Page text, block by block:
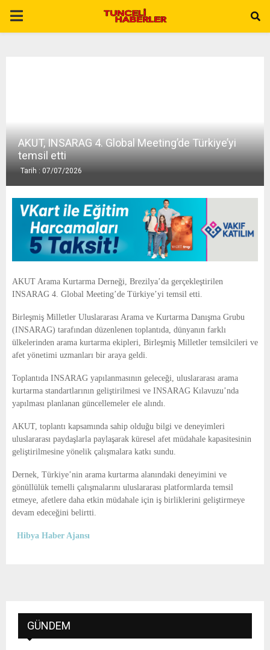
P
A
E
U
AKUT, INSARAG 4. Global Meeting’de Türkiye’yi
temsil etti
Tarih : 07/07/2026
AKUT Arama Kurtarma Derneği, Brezilya’da gerçekleştirilen
INSARAG 4. Global Meeting’de Türkiye’yi temsil etti.
Birleşmiş Milletler Uluslararası Arama ve Kurtarma Danışma Grubu
(INSARAG) tarafından düzenlenen toplantıda, dünyanın farklı
ülkelerinden arama kurtarma ekipleri, Birleşmiş Milletler temsilcileri ve
afet yönetimi uzmanları bir araya geldi.
Toplantıda INSARAG yapılanmasının geleceği, uluslararası arama
kurtarma standartlarının geliştirilmesi ve INSARAG Kılavuzu’nda
yapılması planlanan güncellemeler ele alındı.
AKUT, toplantı kapsamında sahip olduğu bilgi ve deneyimleri
uluslararası paydaşlarla paylaşarak küresel afet müdahale kapasitesinin
geliştirilmesine yönelik çalışmalara katkı sundu.
Dernek, Türkiye’nin arama kurtarma alanındaki deneyimini ve
gönüllülük temelli çalışmalarını uluslararası platformlarda temsil
etmeye, afetlere daha etkin müdahale için iş birliklerini geliştirmeye
devam edeceğini belirtti.
Hibya Haber Ajansı
GÜNDEM